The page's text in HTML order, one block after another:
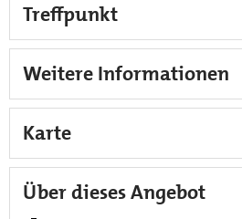
Treffpunkt
Weitere Informationen
Karte
Über dieses Angebot